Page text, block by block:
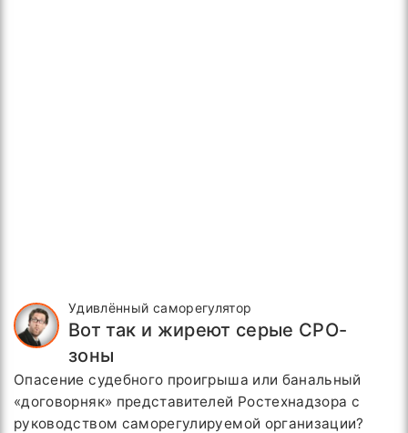
Удивлённый саморегулятор
Вот так и жиреют серые СРО-
зоны
Опасение судебного проигрыша или банальный
«договорняк» представителей Ростехнадзора с
руководством саморегулируемой организации?